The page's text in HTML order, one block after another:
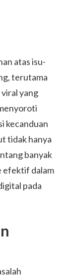
atas isu-
terutama
viral yang
kecanduan
tidak hanya
banyak
efektif dalam
pada